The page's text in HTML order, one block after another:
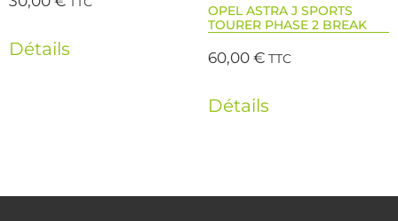
Détails
OPEL ASTRA J SPORTS
TOURER PHASE 2 BREAK
60,00€ TTC
Détails